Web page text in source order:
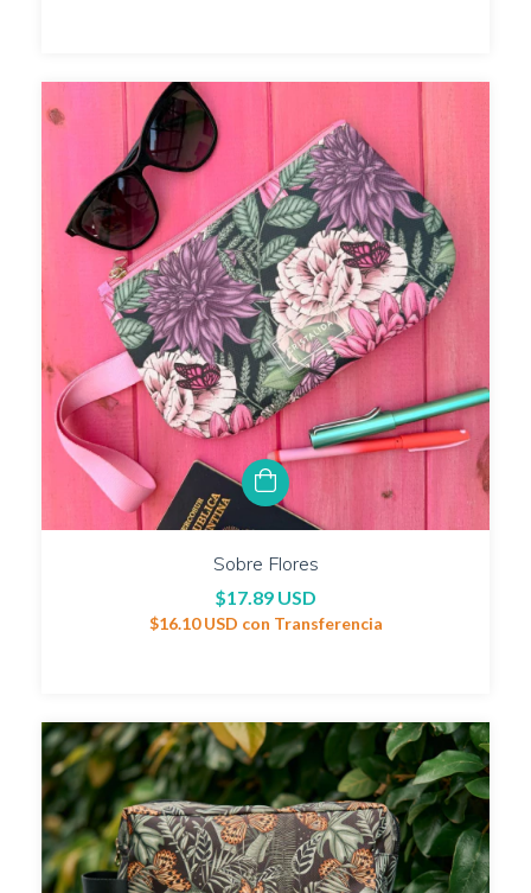
Sobre Flores
$17.89 USD
$16.10 USD con Transferencia